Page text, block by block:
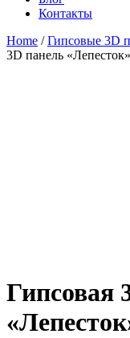
Контакты
Home /Гипсовые 3D
3D панель «Лепесток»
Гипсовая